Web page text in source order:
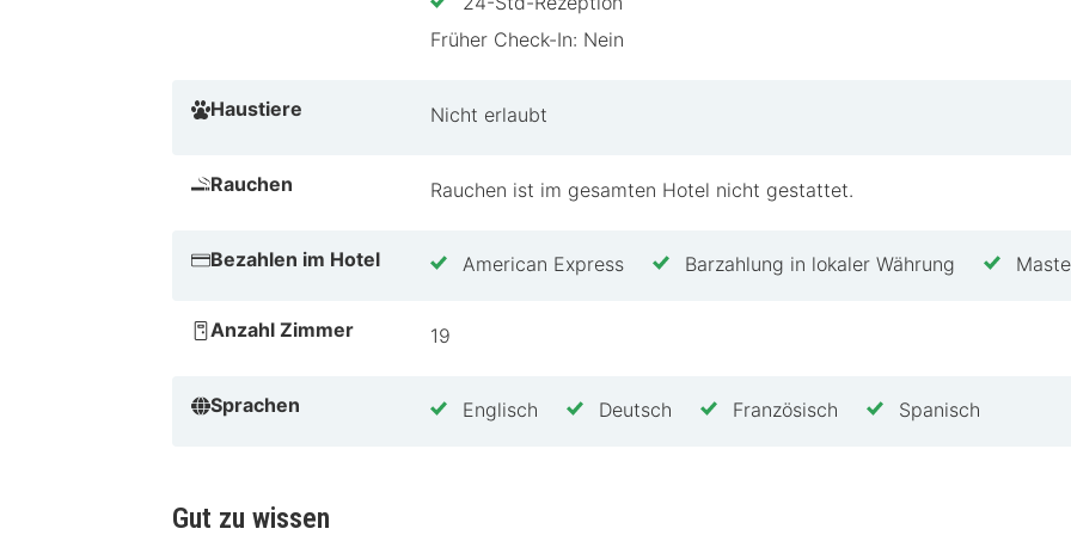
Tipps von HotelSpecials
malerische Umgebung. Ideal für einen erholsamen Wellness-Rückzugsort oder einen
Mehrbachel zu bieten hat!
Früher Check-In: Nein
Haustiere Nicht erlaubt
Rauchen Rauchen ist im gesamten Hotel nicht gestattet.
Bezahlen im Hotel American Express Barzahlung in lokaler Währung
Anzahl Zimmer 19
Sprachen Englisch Deutsch Französisch Spanisch
Gut zu wissen